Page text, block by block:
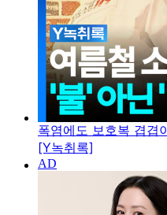
폭염에도 보호복 겹겹
[Y녹취록]